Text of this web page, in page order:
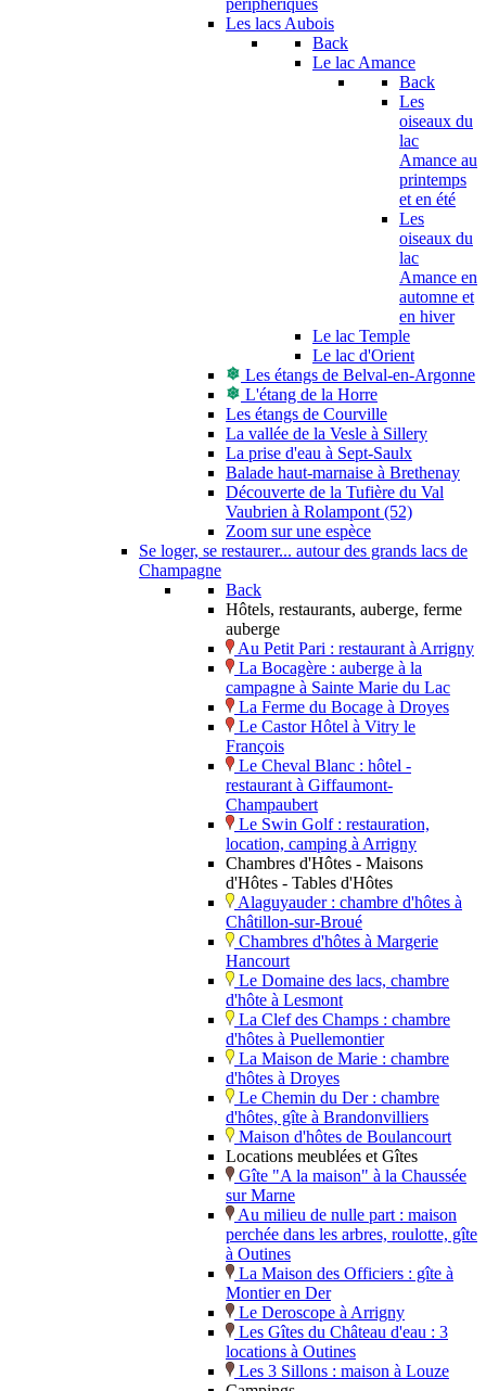
périphériques
Les lacs Aubois
Back
Le lac Amance
Back
Les
oiseaux du
lac
Amance au
printemps
et en été
Les
oiseaux du
lac
Amance en
automne et
en hiver
Le lac Temple
Le lac d'Orient
Les étangs de Belval-en-Argonne
L'étang de la Horre
Les étangs de Courville
La vallée de la Vesle à Sillery
La prise d'eau à Sept-Saulx
Balade haut-marnaise à Brethenay
Découverte de la Tufière du Val
Vaubrien à Rolampont (52)
Zoom sur une espèce
Se loger, se restaurer... autour des grands lacs de
Champagne
Back
Hôtels, restaurants, auberge, ferme
auberge
Au Petit Pari : restaurant à Arrigny
La Bocagère : auberge à la
campagne à Sainte Marie du Lac
La Ferme du Bocage à Droyes
Le Castor Hôtel à Vitry le
François
Le Cheval Blanc : hôtel -
restaurant à Giffaumont-
Champaubert
Le Swin Golf : restauration,
location, camping à Arrigny
Chambres d'Hôtes - Maisons
d'Hôtes - Tables d'Hôtes
Alaguyauder : chambre d'hôtes à
Châtillon-sur-Broué
Chambres d'hôtes à Margerie
Hancourt
Le Domaine des lacs, chambre
d'hôte à Lesmont
La Clef des Champs : chambre
d'hôtes à Puellemontier
La Maison de Marie : chambre
d'hôtes à Droyes
Le Chemin du Der : chambre
d'hôtes, gîte à Brandonvilliers
Maison d'hôtes de Boulancourt
Locations meublées et Gîtes
Gîte "A la maison" à la Chaussée
sur Marne
Au milieu de nulle part : maison
perchée dans les arbres, roulotte, gîte
à Outines
La Maison des Officiers : gîte à
Montier en Der
Le Deroscope à Arrigny
Les Gîtes du Château d'eau : 3
locations à Outines
Les 3 Sillons : maison à Louze